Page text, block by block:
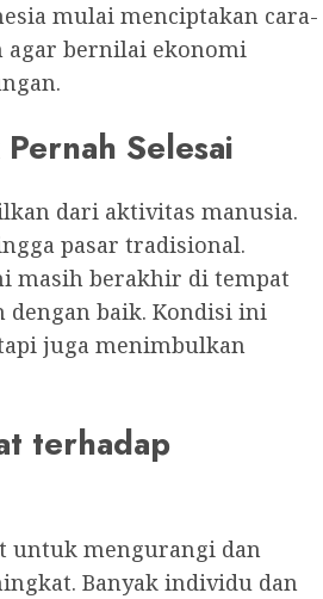
mulai menciptakan cara-
agar bernilai ekonomi
Selesai
dari aktivitas manusia.
pasar tradisional.
masih berakhir di tempat
dengan baik. Kondisi ini
juga menimbulkan
terhadap
untuk mengurangi dan
Banyak individu dan